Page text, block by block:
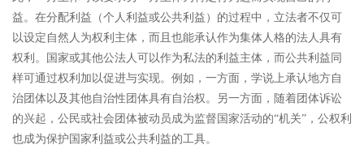
益。在分配利益（个人利益或公共利益）的过程中，立法者不仅可
以设定自然人为权利主体，而且也能承认作为集体人格的法人具有
权利。国家或其他公法人可以作为私法的利益主体，而公共利益同
样可通过权利加以促进与实现。例如，一方面，学说上承认地方自
治团体以及其他自治性团体具有自治权。另一方面，随着团体诉讼
的兴起，公民或社会团体被动员成为监督国家活动的“机关”，公权利
也成为保护国家利益或公共利益的工具。